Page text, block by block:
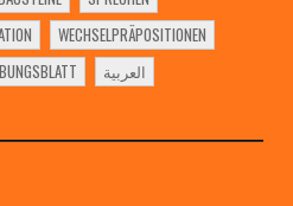
WECHSELPRÄPOSITIONEN
العربية